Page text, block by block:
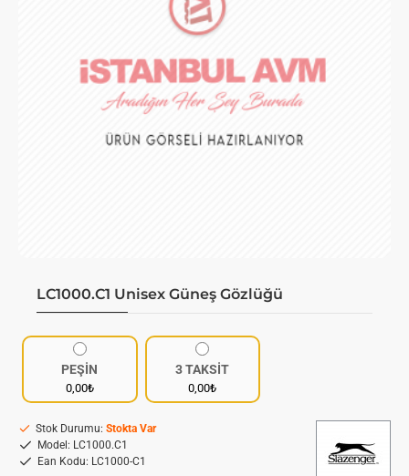
LC1000.C1 Unisex Güneş Gözlüğü
PEŞİN
0,00₺
3 TAKSİT
0,00₺
Stok Durumu: Stokta Var
Model: LC1000.C1
Ean Kodu: LC1000-C1